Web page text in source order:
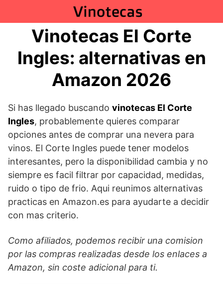
contenidoVinotecas El Corte
Ingles: alternativas en
Amazon 2026
Si has llegado buscando vinotecas El Corte
Ingles, probablemente quieres comparar
opciones antes de comprar una nevera para
vinos. El Corte Ingles puede tener modelos
interesantes, pero la disponibilidad cambia y no
siempre es facil filtrar por capacidad, medidas,
ruido o tipo de frio. Aqui reunimos alternativas
practicas en Amazon.es para ayudarte a decidir
con mas criterio.
Como afiliados, podemos recibir una comision
por las compras realizadas desde los enlaces a
Amazon, sin coste adicional para ti.